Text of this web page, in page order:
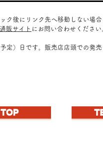
ク後にリンク先へ移動しない場
販サイト にお問い合わせください
定）日です。販売店店頭での発